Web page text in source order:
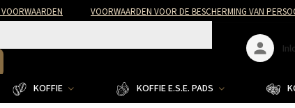
VOORWAARDEN VOOR DE BESCHERMING VAN
KOFFIE KOFFIE E.S.E. PADS